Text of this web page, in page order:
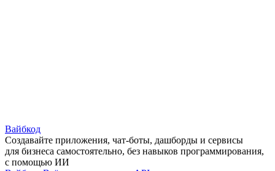
Вайбкод
Создавайте приложения, чат-боты, дашборды и сервисы
для бизнеса самостоятельно, без навыков программирования,
с помощью ИИ